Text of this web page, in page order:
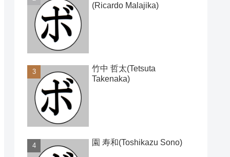
(Ricardo Malajika)
竹中 哲太(Tetsuta
Takenaka)
園 寿和(Toshikazu Sono)